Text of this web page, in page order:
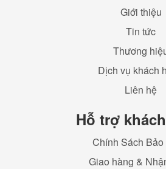
Giới thiệu
Tin tức
Thương
Dịch vụ khách
Liên hệ
Hỗ trợ
Chính Sách Bảo
Giao hàng &